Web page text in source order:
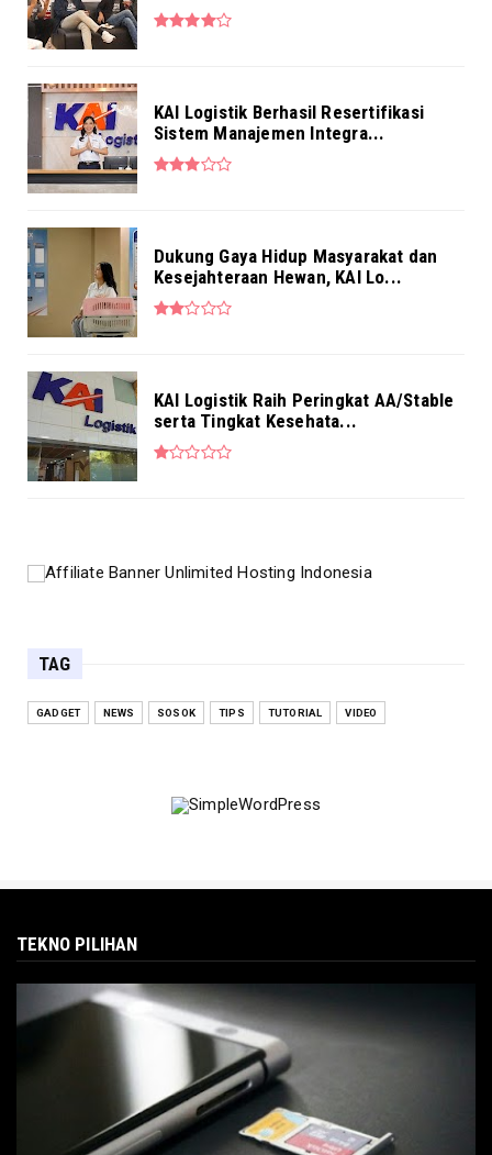
Pekerja BRI Region 6 Gelar Pengajian
KAI Logistik Berhasil Resertifikasi
Sistem Manajemen Integra...
Dukung Gaya Hidup Masyarakat dan
Kesejahteraan Hewan, KAI Lo...
KAI Logistik Raih Peringkat AA/Stable
serta Tingkat Kesehata...
TAG
GADGET NEWS SOSOK TIPS TUTORIAL VIDEO
TEKNO PILIHAN